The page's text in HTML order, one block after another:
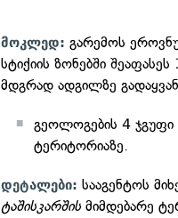
მოკლედ: გარემოს
სტიქიის ზონებში
მდგრად ადგილზე
გეოლოგების 4 ჯგუფი
ტერიტორიაზე.
დეტალები:სააგენტოს
ტაშისკარშისმიმდებარე